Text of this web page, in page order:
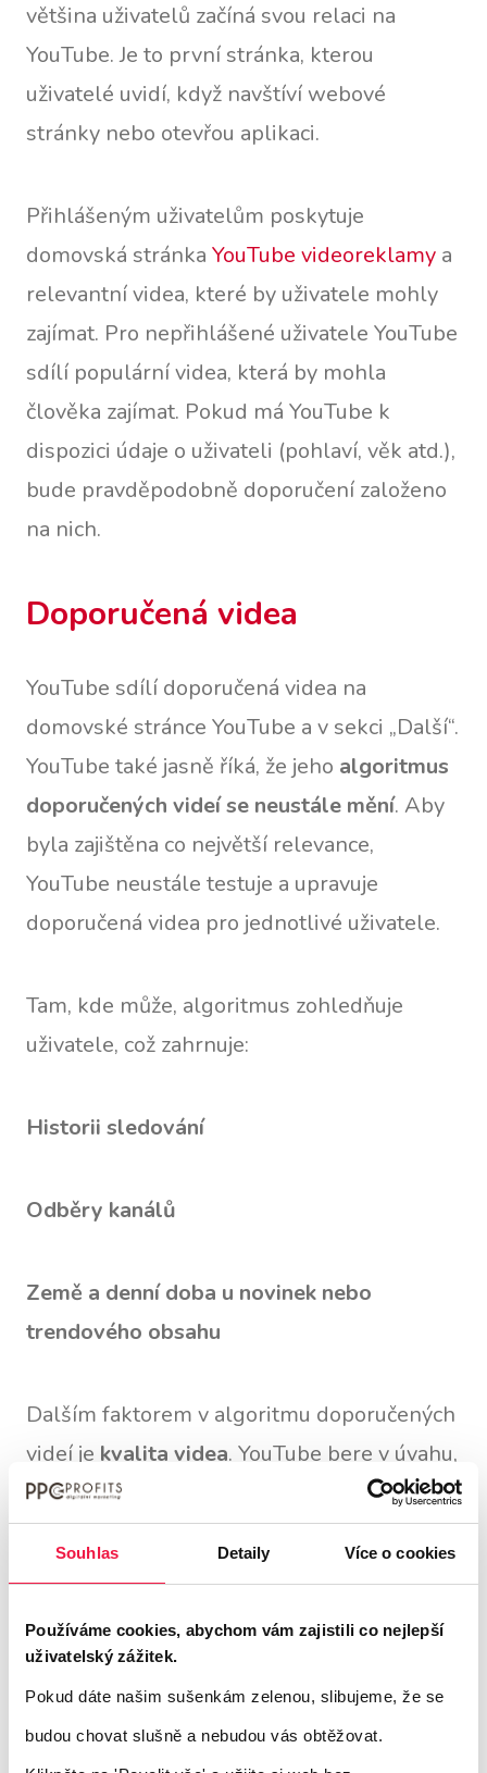
Souhlas Detaily Více o cookies
Používáme cookies, abychom vám zajistili co nejlepší
uživatelský zážitek.
Pokud dáte našim sušenkám zelenou, slibujeme, že se
budou chovat slušně a nebudou vás obtěžovat.
většina uživatelů začíná svou relaci na
YouTube. Je to první stránka, kterou
uživatelé uvidí, když navštíví webové
stránky nebo otevřou aplikaci.
Přihlášeným uživatelům poskytuje
domovská stránka YouTube videoreklamy a
relevantní videa, které by uživatele mohly
zajímat. Pro nepřihlášené uživatele YouTube
sdílí populární videa, která by mohla
člověka zajímat. Pokud má YouTube k
dispozici údaje o uživateli (pohlaví, věk atd.),
bude pravděpodobně doporučení založeno
na nich.
Doporučená videa
YouTube sdílí doporučená videa na
domovské stránce YouTube a v sekci „Další“.
YouTube také jasně říká, že jeho algoritmus
doporučených videí se neustále mění. Aby
byla zajištěna co největší relevance,
YouTube neustále testuje a upravuje
doporučená videa pro jednotlivé uživatele.
Tam, kde může, algoritmus zohledňuje
uživatele, což zahrnuje:
Historii sledování
Odběry kanálů
Země a denní doba u novinek nebo
trendového obsahu
Dalším faktorem v algoritmu doporučených
videí je kvalita videa. YouTube bere v úvahu,
zda na stejné video klikli i jiní uživatelé
nebo zda ho sledovali až do konce. Tyto
znaky jsou pro algoritmus důležitými
A konečně, YouTube shromažďuje vlastní
údaje o tom, jak je video užitečné, pomocí